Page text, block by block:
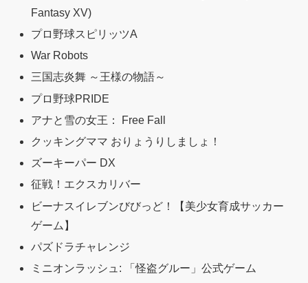
Fantasy XV)
プロ野球スピリッツA
War Robots
三国志炎舞 ～王様の物語～
プロ野球PRIDE
アナと雪の女王： Free Fall
クッキングママ おりょうりしましょ！
ズーキーパー DX
征戦！エクスカリバー
ビーナスイレブンびびっど！【美少女育成サッカー
ゲーム】
パズドラチャレンジ
ミニオンラッシュ: 「怪盗グルー」公式ゲーム